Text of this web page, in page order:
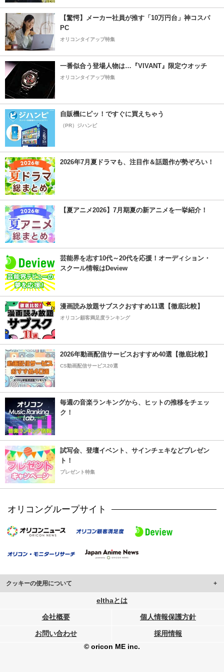
【驚愕】メーカー社員が推す「10万円台」神コスパ
PC
オリコンタイアップ特集
一番似合う登場人物は…『VIVANT』限定ウオッチ
オリコンタイアップ特集
自販機にピッ！ですぐに買えちゃう
（PR）ジハンピ
2026年7月夏ドラマも、注目作＆話題作が勢ぞろい！
【夏アニメ2026】7月期夏の新アニメを一挙紹介！
芸能界を志す10代～20代を応援！オーディション・
スクール情報はDeview
漫画読み放題サブスクおすすめ11選【徹底比較】
オリコン顧客満足度ランキング
2026年動画配信サービスおすすめ40選【徹底比較】
CS動画配信サービス20選
毎週の音楽ランキングから、ヒットの推移をチェッ
ク！
試写会、登壇イベント、サインチェキなどプレゼン
ト！
プレゼント特集
オリコングループサイト
クッキーの使用について
このサイトでは Cookie を使用して、ユーザーに合わせたコンテンツや広告の
行っています。
メディアや広告配信、データ解析の各パートナーに提供しています。
各パートナーは、この情報とユーザーが各パートナーに提供した他の情報や、
ユーザーが各パートナーのサービスを使用したときに収集した他の情報を組み
elthaとは
会社概要 個人情報保護方針
お問い合わせ
採用情報
© oricon ME inc.